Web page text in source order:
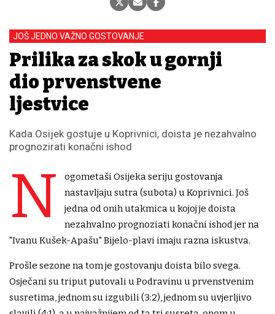
JOŠ JEDNO VAŽNO GOSTOVANJE
Prilika za skok u gornji
dio prvenstvene
ljestvice
Kada Osijek gostuje u Koprivnici, doista je nezahvalno
prognozirati konačni ishod
N
ogometaši Osijeka seriju gostovanja
nastavljaju sutra (subota) u Koprivnici. Još
jedna od onih utakmica u kojoj je doista
nezahvalno prognoziati konačni ishod jer na
"Ivanu Kušek-Apašu" Bijelo-plavi imaju razna iskustva.
Prošle sezone na tom je gostovanju doista bilo svega.
Osječani su triput putovali u Podravinu u prvenstvenim
susretima, jednom su izgubili (3:2), jednom su uvjerljivo